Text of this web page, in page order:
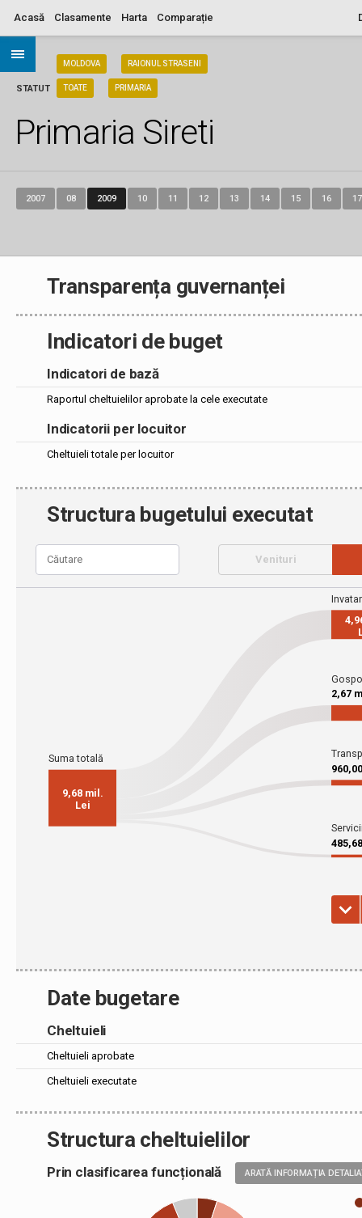
Acasă Clasamente Harta Comparație
STATUT
MOLDOVA RAIONUL STRASENI
TOATE PRIMARIA
Primaria Sireti
2007 08 2009 10 11 12 13 14 15 16 17
Transparența guvernanței
Indicatori de buget
Indicatori de bază
Raportul cheltuielilor aprobate la cele executate
Indicatorii per locuitor
Cheltuieli totale per locuitor
Structura bugetului executat
Date bugetare
Cheltuieli
Cheltuieli aprobate
Cheltuieli executate
Structura cheltuielilor
Prin clasificarea funcțională ARATĂ INFORMAȚIA